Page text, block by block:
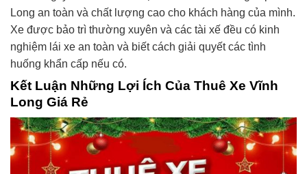
Long an toàn và chất lượng cao cho khách hàng của mình.
Xe được bảo trì thường xuyên và các tài xế đều có kinh
nghiệm lái xe an toàn và biết cách giải quyết các tình
huống khẩn cấp nếu có.
Kết Luận Những Lợi Ích Của Thuê Xe Vĩnh
Long Giá Rẻ